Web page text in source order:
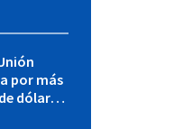
por más
dólares